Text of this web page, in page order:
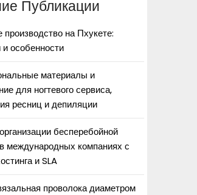
Публикации
на Пхукете:
и особенности
материалы и
для ногтевого сервиса,
ресниц и депиляции
бесперебойной
международных компаниях с
и SLA
проволока диаметром